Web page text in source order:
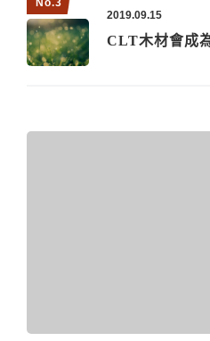
2019.09.15
CLT木材會成